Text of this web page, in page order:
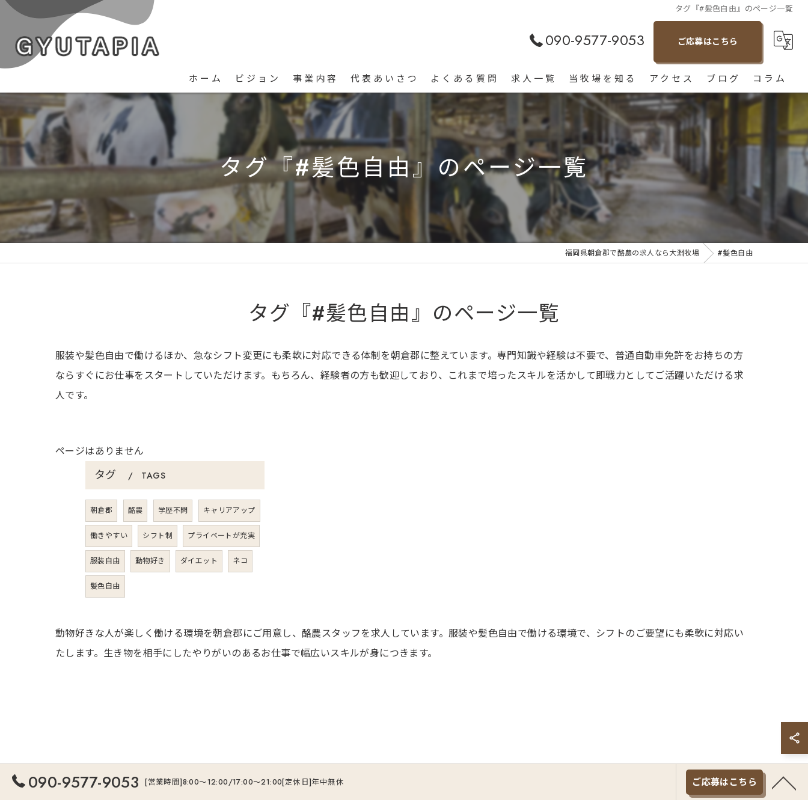
タグ『#髪色自由』のページ一覧
090-9577-9053 ご応募はこちら
ホーム ビジョン 事業内容 代表あいさつ よくある質問 求人一覧 当牧場を知る
朝倉市の酪農
経験者
未経験
アルバイト
転職
アクセス ブログ コラム
タグ『#髪色自由』のページ一覧
福岡県朝倉郡で酪農の求人なら大淵牧場 #髪色自由
タグ『#髪色自由』のページ一覧
服装や髪色自由で働けるほか、急なシフト変更にも柔軟に対応できる体制を朝倉郡に整えています。専門知識や経験は不要で、普通自動車免許をお持ちの方
ならすぐにお仕事をスタートしていただけます。もちろん、経験者の方も歓迎しており、これまで培ったスキルを活かして即戦力としてご活躍いただける求
人です。
ページはありません
タグ TAGS
朝倉郡 酪農 学歴不問 キャリアアップ
働きやすい シフト制 プライベートが充実
服装自由 動物好き ダイエット ネコ
髪色自由
動物好きな人が楽しく働ける環境を朝倉郡にご用意し、酪農スタッフを求人しています。服装や髪色自由で働ける環境で、シフトのご要望にも柔軟に対応い
たします。生き物を相手にしたやりがいのあるお仕事で幅広いスキルが身につきます。
090-9577-9053 [営業時間]8:00～12:00/17:00～21:00[定休日]年中無休 ご応募はこちら